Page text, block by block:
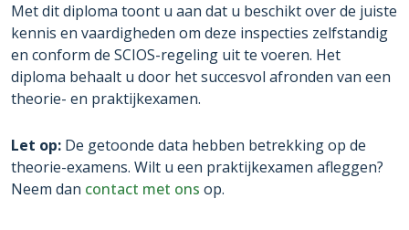
Met dit diploma toont u aan dat u beschikt over de juiste
kennis en vaardigheden om deze inspecties zelfstandig
en conform de SCIOS-regeling uit te voeren. Het
diploma behaalt u door het succesvol afronden van een
theorie- en praktijkexamen.
Let op: De getoonde data hebben betrekking op de
theorie-examens. Wilt u een praktijkexamen afleggen?
Neem dan contact met ons op.